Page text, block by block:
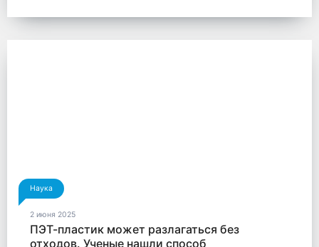
Наука
2 июня 2025
ПЭТ-пластик может разлагаться без
отходов. Ученые нашли способ